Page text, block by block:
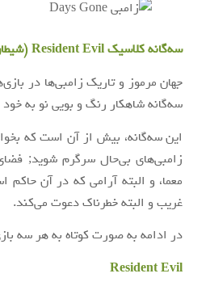
سه‌گانه کلاسیک Resident Evil (شیطان مقیم)
جهان مرموز و تاریک زامبی‌ها در
سه‌گانه شاهکار رنگ و بویی نو به
این سه‌گانه، بیش از آن است که
زامبی‌های بی‌حال سرگرم شوید; فضای
معما، و البته آرامی که در آن
غریب و البته خطرناک دعوت می‌کند.
در ادامه به صورت کوتاه به هر سه
Resident Evil